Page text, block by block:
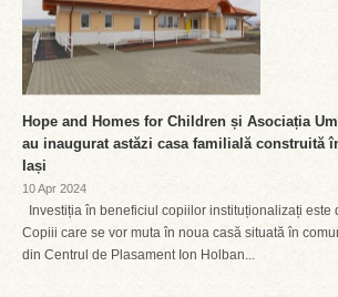
Hope and Homes for Children și Asociația
au inaugurat astăzi casa familială construită
Iași
10 Apr 2024
Investiția în beneficiul copiilor instituționalizați este
Copiii care se vor muta în noua casă situată în
din Centrul de Plasament Ion Holban...